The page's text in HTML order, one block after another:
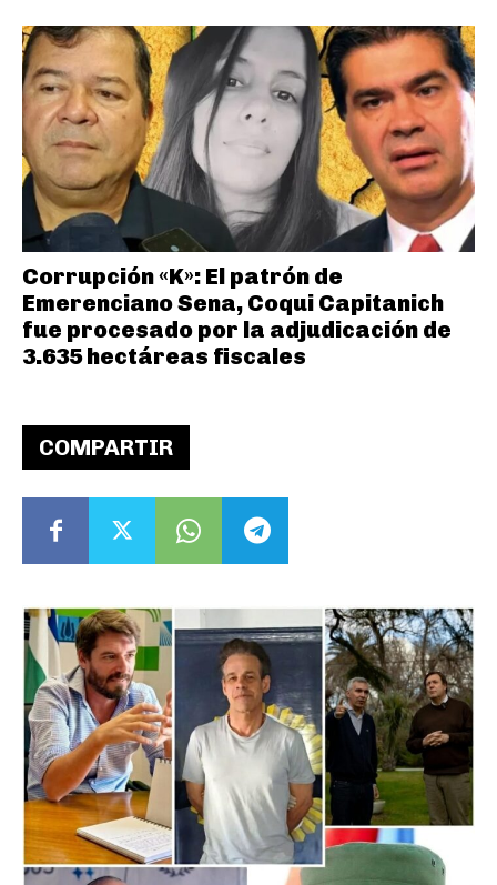
COMPARTIR
Corrupción «K»: El patrón de
Emerenciano Sena, Coqui Capitanich
fue procesado por la adjudicación de
3.635 hectáreas fiscales